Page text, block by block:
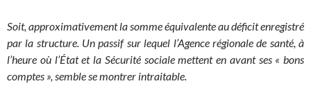
Soit, approximativement la somme équivalente au déficit enregistré
par la structure. Un passif sur lequel l’Agence régionale de santé, à
l’heure où l’État et la Sécurité sociale mettent en avant ses « bons
comptes », semble se montrer intraitable.